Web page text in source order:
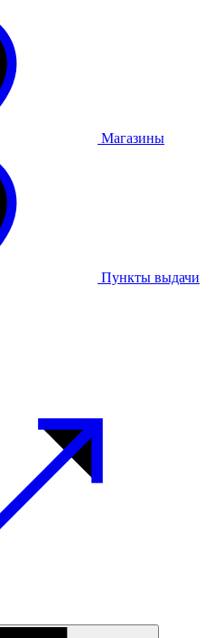
Магазины
Пункты выдачи